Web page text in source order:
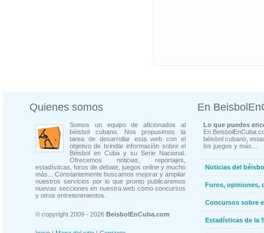
Quienes somos
Somos un equipo de aficionados al
béisbol cubano. Nos propusimos la
tarea de desarrollar esta web con el
objetivo de brindar información sobre el
Béisbol en Cuba y su Serie Nacional.
Ofrecemos noticias, reportajes,
estadísticas, foros de debate, juegos online y mucho
más... Constantemente buscamos mejorar y ampliar
nuestros servicios por lo que pronto publicaremos
nuevas secciones en nuestra web como concursos
y otros entretenimientos.
© copyright 2009 - 2026 BeisbolEnCuba.com
En
Lo que puedes
En
béisbol cubano,
los juegos y más...
Noticias del
Foros, opiniones,
Concursos sobre
Estadísticas de la